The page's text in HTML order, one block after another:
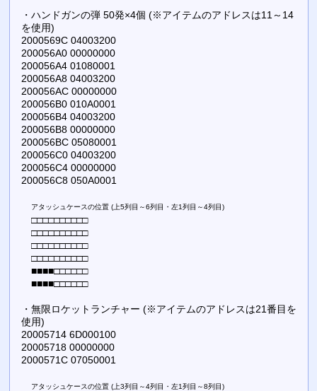
・ハンドガンの弾 50発×4個 (※アイテムのアドレスは11～14
を使用)
2000569C 04003200
200056A0 00000000
200056A4 01080001
200056A8 04003200
200056AC 00000000
200056B0 010A0001
200056B4 04003200
200056B8 00000000
200056BC 05080001
200056C0 04003200
200056C4 00000000
200056C8 050A0001
アタッシュケースの位置 (上5列目～6列目・左1列目～4列目)
□□□□□□□□□□
□□□□□□□□□□
□□□□□□□□□□
□□□□□□□□□□
■■■■□□□□□□
■■■■□□□□□□
・無限ロケットランチャー (※アイテムのアドレスは21番目を
使用)
20005714 6D000100
20005718 00000000
2000571C 07050001
アタッシュケースの位置 (上3列目～4列目・左1列目～8列目)